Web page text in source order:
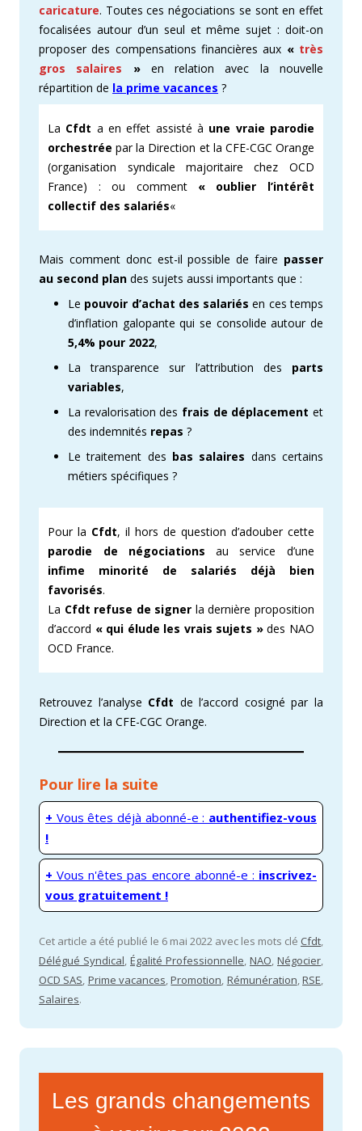
caricature. Toutes ces négociations se sont en effet
focalisées autour d’un seul et même sujet : doit-on
proposer des compensations financières aux « très
gros salaires »en relation avec la nouvelle
répartition de la prime vacances ?
La Cfdt a en effet assisté à une vraie parodie
orchestrée par la Direction et la CFE-CGC Orange
(organisation syndicale majoritaire chez OCD
France) : ou comment « oublier l’intérêt
collectif des salariés«
Mais comment donc est-il possible de faire passer
au second plan des sujets aussi importants que :
Le pouvoir d’achat des salariés en ces temps
d’inflation galopante qui se consolide autour de
5,4% pour 2022,
La transparence sur l’attribution des parts
variables,
La revalorisation des frais de déplacement et
des indemnités repas ?
Le traitement des bas salaires dans certains
métiers spécifiques ?
Pour la Cfdt, il hors de question d’adouber cette
parodie de négociationsau service d’une
infime minorité de salariés
déjà bien
favorisés.
La Cfdt refuse de signer la dernière proposition
d’accord « qui élude les vrais sujets »des NAO
OCD France.
Retrouvez l’analyse Cfdt de l’accord cosigné par la
Direction et la CFE-CGC Orange.
Pour lire la suite
+ Vous êtes déjà abonné-e : authentifiez-vous
!
+ Vous n'êtes pas encore abonné-e : inscrivez-
vous gratuitement !
Cet article a été publié le 6 mai 2022 avec les mots clé Cfdt,
Délégué Syndical, Égalité Professionnelle, NAO, Négocier,
OCD SAS, Prime vacances,Promotion, Rémunération,RSE,
Salaires.
Les grands changements